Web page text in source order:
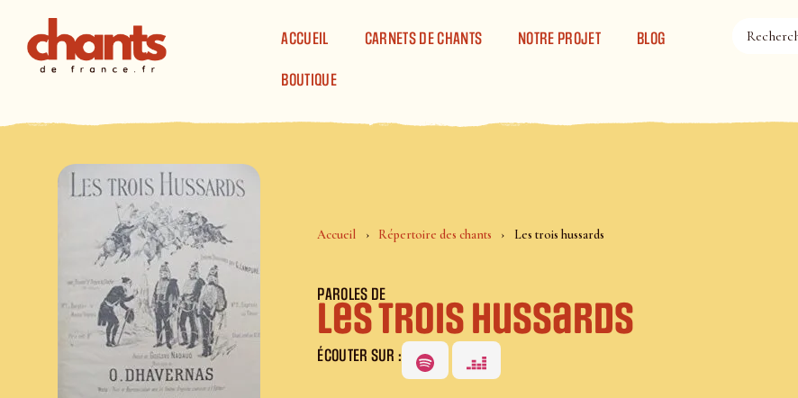
ACCUEIL
CARNETS DE CHANTS NOTRE PROJET BLOG
BOUTIQUE
Accueil Répertoire des chants Les trois hussards
PAROLES DE
Les trois hussards
ÉCOUTER SUR :